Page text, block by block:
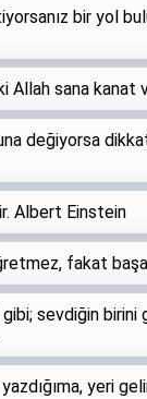
bir yol
Allah sana
değiyorsa
Albert Einstein
fakat
gibi; sevdiğin
yeri